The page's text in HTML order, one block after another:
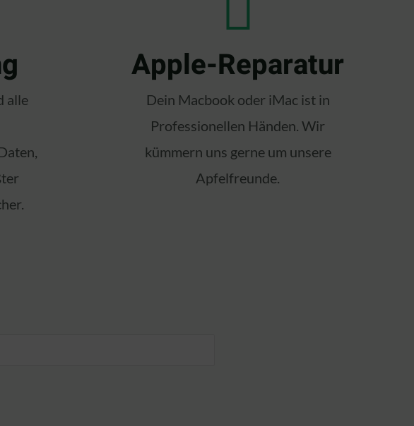
alle
Apple-Reparatur
Dein Macbook oder iMac ist in
Professionellen Händen. Wir
kümmern uns gerne um unsere
Apfelfreunde.